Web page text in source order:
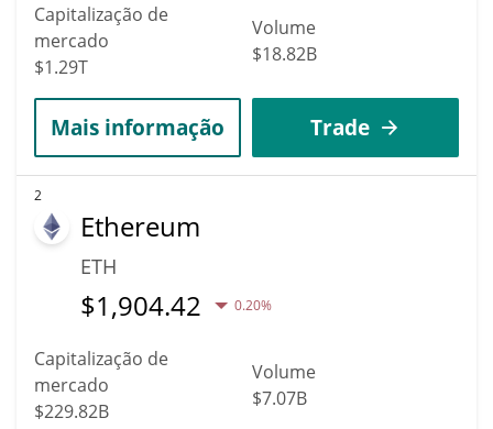
Capitalização de
mercado
$1.29T
Volume
$18.82B
Mais informação Trade
2
Ethereum
ETH
$1,904.42 0.20%
Capitalização de
mercado
$229.82B
Volume
$7.07B